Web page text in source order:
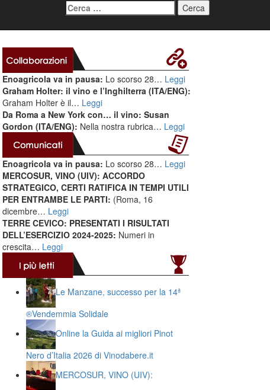
Ricerca
per:
Enoagricola va in pausa: Lo scorso 28… Leggi
Graham Holter: il vino e l’Inghilterra (ITA/ENG):
Graham Holter è il… Leggi
Da Roma a New York con… il vino: Susan
Gordon (ITA/ENG): Nella nostra rubrica… Leggi
Enoagricola va in pausa: Lo scorso 28… Leggi
MERCOSUR, VINO (UIV): ACCORDO
STRATEGICO, CERTI RATIFICA IN TEMPI UTILI
PER ENTRAMBE LE PARTI: (Roma, 16
dicembre… Leggi
TERRE CEVICO: PRESENTATI I RISULTATI
DELL’ESERCIZIO 2024-2025: Numeri in
crescita… Leggi
Le Manzane, successo per la 14ª
®️Vendemmia Solidale
Online la Guida ai migliori Pinot
Nero d’Italia 2026 di Vinodabere.it
MERCOSUR, VINO (UIV):